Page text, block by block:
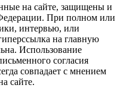
на сайте, защищены и
При полном или
интервью, или
на главную
Использование
согласия
совпадает с мнением
сайте.